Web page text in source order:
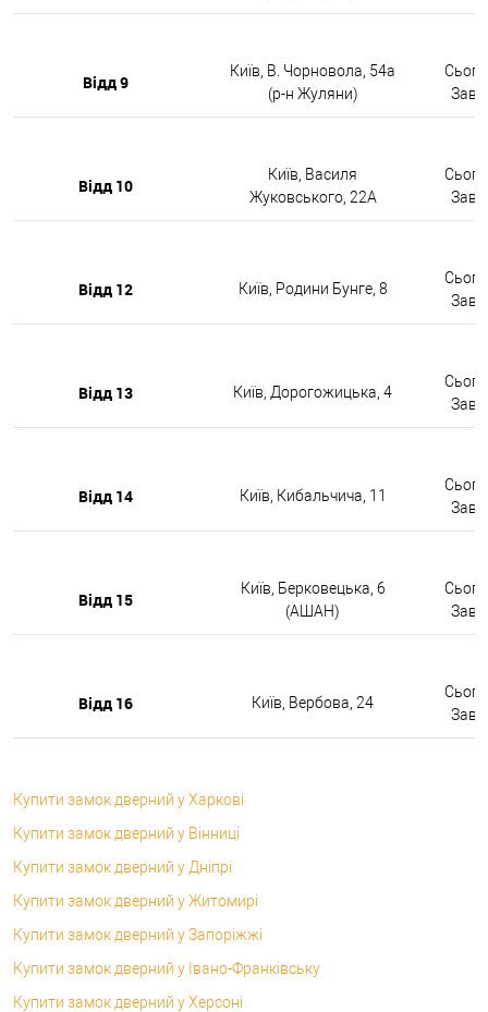
Відд 9
Київ, В. Чорновола, 54а
(р-н Жуляни)
Відд 10
Київ, Василя
Жуковського, 22А
Відд 12 Київ, Родини Бунге, 8
Відд 13 Київ, Дорогожицька, 4
Відд 14 Київ, Кибальчича, 11
Відд 15
Київ, Берковецька, 6
(АШАН)
Відд 16 Київ, Вербова, 24
Купити замок дверний у Харкові
Купити замок дверний у Вінниці
Купити замок дверний у Дніпрі
Купити замок дверний у Житомирі
Купити замок дверний у Запоріжжі
Купити замок дверний у Івано-Франківську
Купити замок дверний у Херсоні